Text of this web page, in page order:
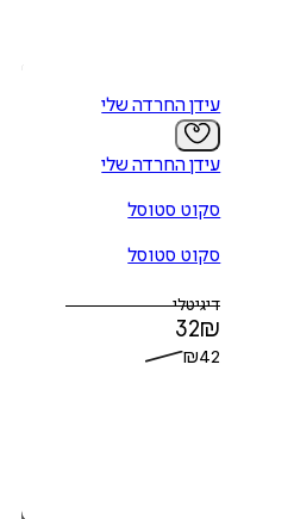
עידן החרדה שלי
עידן החרדה שלי
סקוט סטוסל
סקוט סטוסל
דיגיטלי
32₪
₪42